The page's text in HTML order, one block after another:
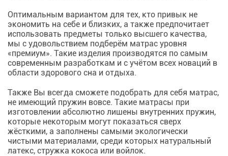
Оптимальным вариантом для тех, кто привык не
экономить на себе и близких, а также предпочитает
использовать предметы только высшего качества,
мы с удовольствием подберём матрас уровня
«премиум». Такие изделия производятся по самым
современным разработкам и с учётом всех новаций в
области здорового сна и отдыха.
Также Вы всегда сможете подобрать для себя матрас,
не имеющий пружин вовсе. Такие матрасы при
изготовлении абсолютно лишены внутренних пружин,
которые некоторым могут показаться сверх
жёсткими, а заполнены самыми экологически
чистыми материалами, среди которых натуральный
латекс, стружка кокоса или войлок.